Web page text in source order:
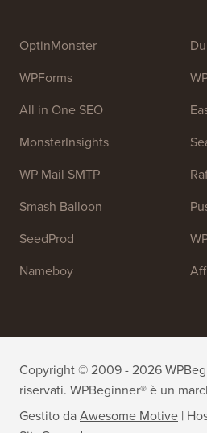
OptinMonster
WPForms
All in One SEO
MonsterInsights
WP Mail SMTP
Smash Balloon
SeedProd
Nameboy
Copyright © 2009 - 2026
riservati. WPBeginner® è un
Gestito daAwesome Motive |